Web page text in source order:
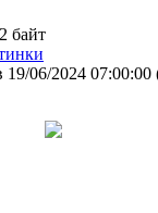
байт
19/06/2024 07:00:00